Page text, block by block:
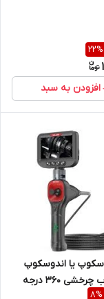
22%
افزودن به سبد
یا اندوسکوپ
صنعی پراب چرخشی 360 درجه
8%